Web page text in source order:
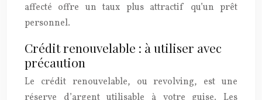
affecté offre un taux plus attractif qu’un prêt
personnel.
Crédit renouvelable : à utiliser avec
précaution
Le crédit renouvelable, ou revolving, est une
réserve d’argent utilisable à votre guise. Les